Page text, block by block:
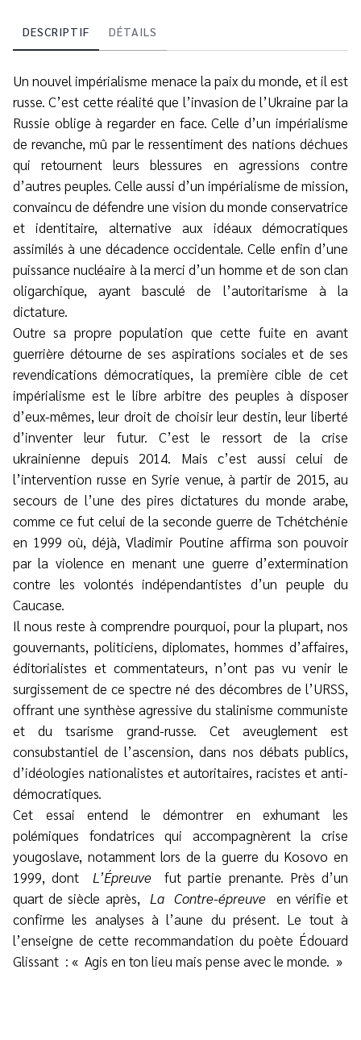
DESCRIPTIF DÉTAILS
Un nouvel impérialisme menace la paix du monde, et il est
russe. C’est cette réalité que l’invasion de l’Ukraine par la
Russie oblige à regarder en face. Celle d’un impérialisme
de revanche, mû par le ressentiment des nations déchues
qui retournent leurs blessures en agressions contre
d’autres peuples. Celle aussi d’un impérialisme de mission,
convaincu de défendre une vision du monde conservatrice
et identitaire, alternative aux idéaux démocratiques
assimilés à une décadence occidentale. Celle enfin d’une
puissance nucléaire à la merci d’un homme et de son clan
oligarchique, ayant basculé de l’autoritarisme à la
dictature.
Outre sa propre population que cette fuite en avant
guerrière détourne de ses aspirations sociales et de ses
revendications démocratiques, la première cible de cet
impérialisme est le libre arbitre des peuples à disposer
d’eux-mêmes, leur droit de choisir leur destin, leur liberté
d’inventer leur futur. C’est le ressort de la crise
ukrainienne depuis 2014. Mais c’est aussi celui de
l’intervention russe en Syrie venue, à partir de 2015, au
secours de l’une des pires dictatures du monde arabe,
comme ce fut celui de la seconde guerre de Tchétchénie
en 1999 où, déjà, Vladimir Poutine affirma son pouvoir
par la violence en menant une guerre d’extermination
contre les volontés indépendantistes d’un peuple du
Caucase.
Il nous reste à comprendre pourquoi, pour la plupart, nos
gouvernants, politiciens, diplomates, hommes d’affaires,
éditorialistes et commentateurs, n’ont pas vu venir le
surgissement de ce spectre né des décombres de l’URSS,
offrant une synthèse agressive du stalinisme communiste
et du tsarisme grand-russe. Cet aveuglement est
consubstantiel de l’ascension, dans nos débats publics,
d’idéologies nationalistes et autoritaires, racistes et anti-
démocratiques.
Cet essai entend le démontrer en exhumant les
polémiques fondatrices qui accompagnèrent la crise
yougoslave, notamment lors de la guerre du Kosovo en
1999, dont L’Épreuvefut partie prenante. Près d’un
quart de siècle après, La Contre-épreuve en vérifie et
confirme les analyses à l’aune du présent. Le tout à
l’enseigne de cette recommandation du poète Édouard
Glissant : « Agis en ton lieu mais pense avec le monde. »